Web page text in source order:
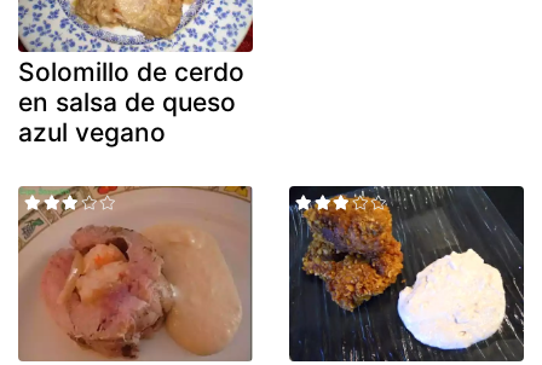
Solomillo de cerdo
en salsa de queso
azul vegano